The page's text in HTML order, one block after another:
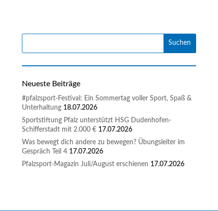
Neueste Beiträge
#pfalzsport-Festival: Ein Sommertag voller Sport, Spaß &
Unterhaltung 18.07.2026
Sportstiftung Pfalz unterstützt HSG Dudenhofen-
Schifferstadt mit 2.000 € 17.07.2026
Was bewegt dich andere zu bewegen? Übungsleiter im
Gespräch Teil 4 17.07.2026
Pfalzsport-Magazin Juli/August erschienen 17.07.2026